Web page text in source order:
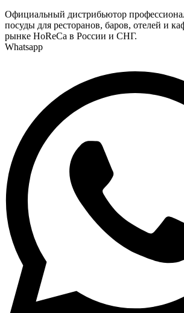
Официальный дистрибьютор
посуды для ресторанов, баров, отелей и
рынке HoReCa в России и СНГ.
Whatsapp